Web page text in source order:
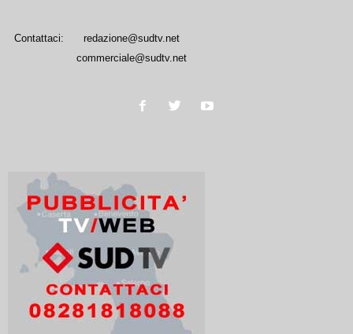
Contattaci:
redazione@sudtv.net
commerciale@sudtv.net